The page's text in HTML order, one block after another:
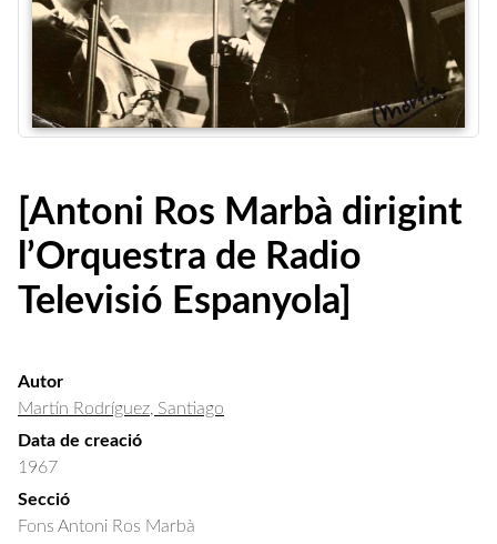
[Antoni Ros Marbà dirigint
l’Orquestra de Radio
Televisió Espanyola]
Autor
Martín Rodríguez, Santiago
Data de creació
1967
Secció
Fons Antoni Ros Marbà